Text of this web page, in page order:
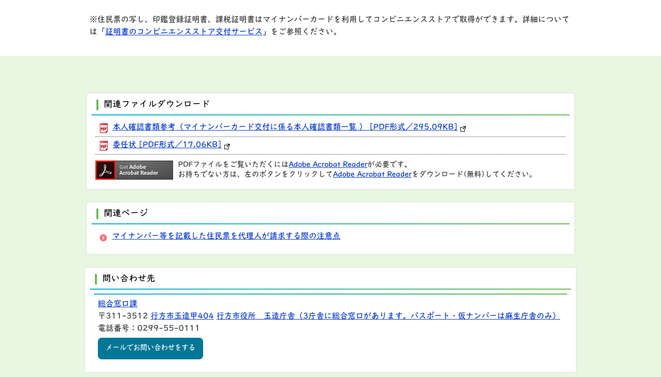
※住民票の写し、印鑑登録証明書、課税証明書はマイナンバーカードを利用してコンビニエンスストアで取得ができます。詳細について
は「 証明書のコンビニエンスストア交付サービス 」をご参照ください。
関連ファイルダウンロード
本人確認書類参考（マイナンバーカード交付に係る本人確認書類一覧 ） [PDF形式／295.09KB]
委任状 [PDF形式／17.06KB]
PDFファイルをご覧いただくにはAdobe Acrobat Readerが必要です。
お持ちでない方は、左のボタンをクリックして Adobe Acrobat Readerをダウンロード(無料)してください。
関連ページ
マイナンバー等を記載した住民票を代理人が請求する際の注意点
問い合わせ先
総合窓口課
〒311-3512 行方市玉造甲404 行方市役所 玉造庁舎（3庁舎に総合窓口があります。パスポート・仮ナンバーは麻生庁舎のみ）
電話番号：0299-55-0111
メールでお問い合わせをする